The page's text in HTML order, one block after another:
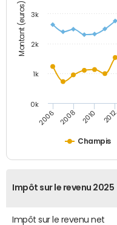
Montant (euros)
Champis
2006 2008 2010 2012
0k
1k
2k
3k
Impôt sur le revenu 2025
Impôt sur le revenu net